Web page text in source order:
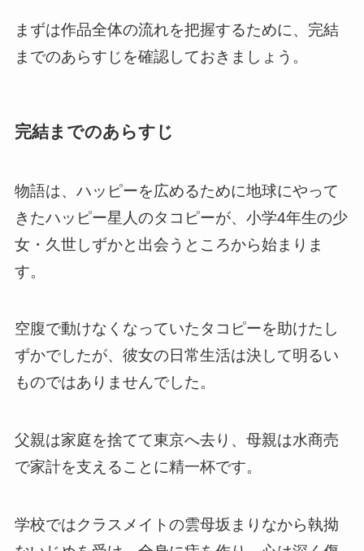
まずは作品全体の流れを把握するために、完結
までのあらすじを確認しておきましょう。
完結までのあらすじ
物語は、ハッピーを広めるために地球にやって
きたハッピー星人のタコピーが、小学4年生の少
女・久世しずかと出会うところから始まりま
す。
空腹で動けなくなっていたタコピーを助けたし
ずかでしたが、彼女の日常生活は決して明るい
ものではありませんでした。
父親は家庭を捨てて東京へ去り、母親は水商売
で家計を支えることに精一杯です。
学校ではクラスメイトの雲母坂まりなから執拗